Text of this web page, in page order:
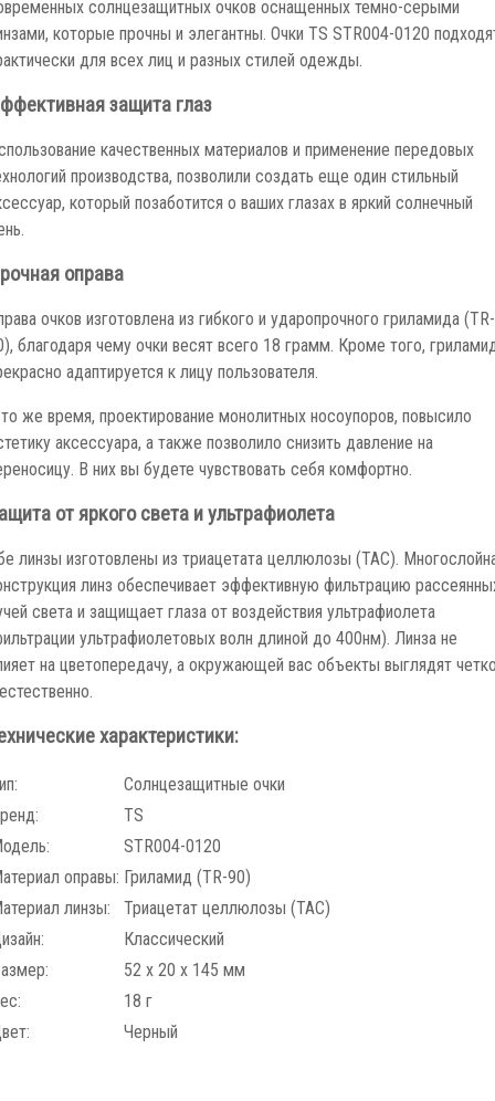
солнцезащитных очков оснащенных темно-серыми
которые прочны и элегантны. Очки TS STR004-0120
для всех лиц и разных стилей одежды.
защита глаз
качественных материалов и применение передовых
производства, позволили создать еще один стильный
который позаботится о ваших глазах в яркий солнечный
оправа
очков изготовлена из гибкого и ударопрочного гриламида (TR-
благодаря чему очки весят всего 18 грамм. Кроме того,
адаптируется к лицу пользователя.
же время, проектирование монолитных носоупоров, повысило
аксессуара, а также позволило снизить давление на
В них вы будете чувствовать себя комфортно.
от яркого света и ультрафиолета
линзы изготовлены из триацетата целлюлозы (TAC).
линз обеспечивает эффективную фильтрацию
света и защищает глаза от воздействия ультрафиолета
ультрафиолетовых волн длиной до 400нм). Линза не
на цветопередачу, а окружающей вас объекты выглядят
характеристики:
Солнцезащитные очки
TS
STR004-0120
оправы: Гриламид (TR-90)
линзы:
Триацетат целлюлозы (TAC)
Классический
52 х 20 х 145 мм
18 г
Черный